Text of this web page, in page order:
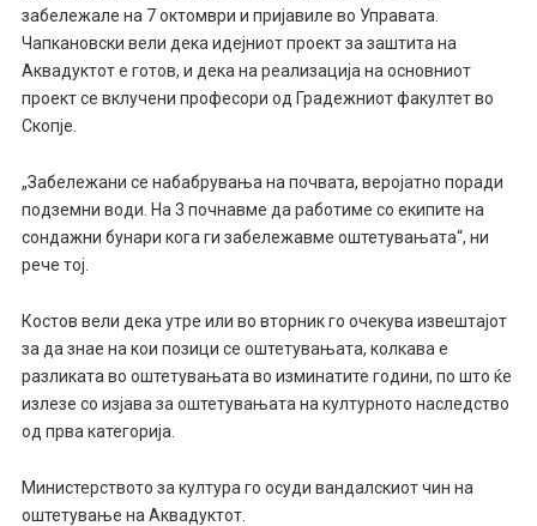
забележале на 7 октомври и пријавиле во Управата.
Чапкановски вели дека идејниот проект за заштита на
Аквадуктот е готов, и дека на реализација на основниот
проект се вклучени професори од Градежниот факултет во
Скопје.
„Забележани се набабрувања на почвата, веројатно поради
подземни води. На 3 почнавме да работиме со екипите на
сондажни бунари кога ги забележавме оштетувањата“, ни
рече тој.
Костов вели дека утре или во вторник го очекува извештајот
за да знае на кои позици се оштетувањата, колкава е
разликата во оштетувањата во изминатите години, по што ќе
излезе со изјава за оштетувањата на културното наследство
од прва категорија.
Министерството за култура го осуди вандалскиот чин на
оштетување на Аквадуктот.